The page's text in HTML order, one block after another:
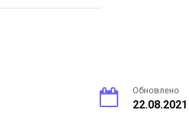
Обновлено
22.08.2021